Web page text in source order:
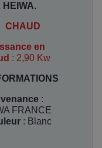
HEIWA.
CHAUD
en
: 2,90 Kw
:
FRANCE
: Blanc